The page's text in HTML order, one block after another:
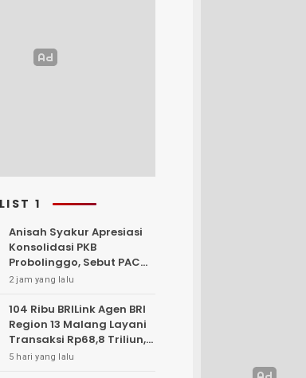
1
Anisah Syakur Apresiasi
Konsolidasi PKB
Probolinggo, Sebut PAC
Garda Terdepan
Rakyat
2 jam yang lalu
104 Ribu BRILink Agen BRI
Region 13 Malang Layani
Transaksi Rp68,8 Triliun,
Perkuat Akses Keuangan
5 hari yang lalu